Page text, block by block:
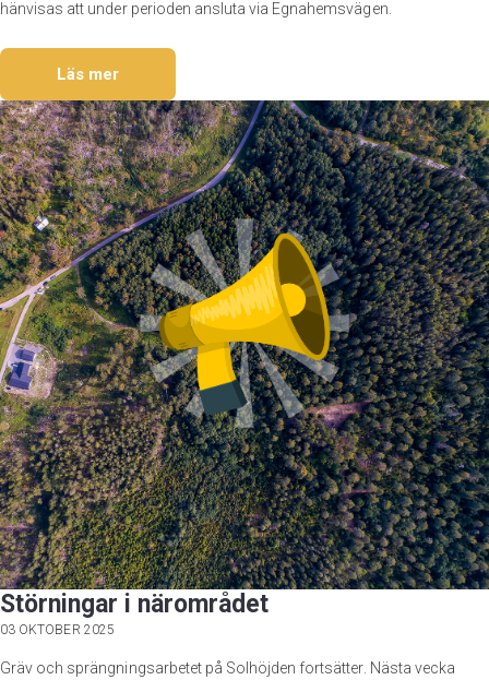
hänvisas att under perioden ansluta via Egnahemsvägen.
Läs mer
Störningar i närområdet
03 OKTOBER 2025
Gräv och sprängningsarbetet på Solhöjden fortsätter. Nästa vecka